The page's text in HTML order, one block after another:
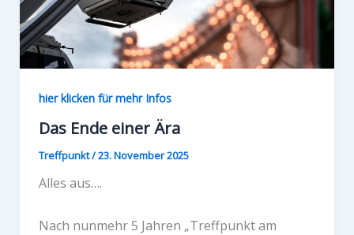
hier klicken für mehr Infos
Das Ende einer Ära
Treffpunkt/23. November 2025
Alles aus….
Nach nunmehr 5 Jahren „Treffpunkt am